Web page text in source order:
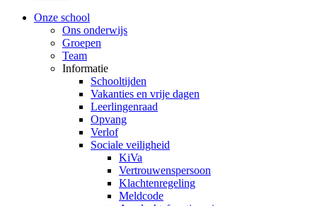
Onze school
Ons onderwijs
Groepen
Team
Informatie
Schooltijden
Vakanties en vrije dagen
Leerlingenraad
Opvang
Verlof
Sociale veiligheid
KiVa
Vertrouwenspersoon
Klachtenregeling
Meldcode